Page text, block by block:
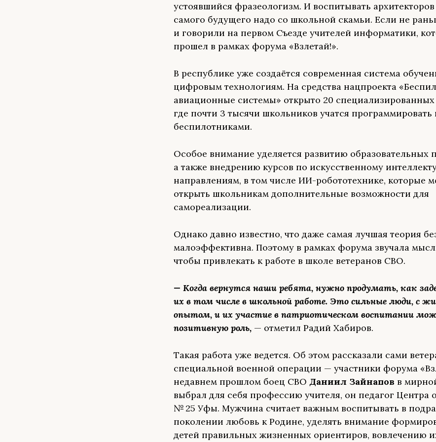
устоявшийся фразеологизм. И воспитывать архитекторов
самого будущего надо со школьной скамьи. Если не
и говорили на первом Съезде учителей информатики,
прошел в рамках форума «Взлетай!».
В республике уже создаётся современная система
цифровым технологиям. На средства нацпроекта
авиационные системы» открыто 20 специализированных
где почти 3 тысячи школьников учатся программировать
беспилотниками.
Особое внимание уделяется развитию образовательных
а также внедрению курсов по искусственному
направлениям, в том числе ИИ-робототехнике, которые
открыть школьникам дополнительные возможности для
самореализации.
Однако давно известно, что даже самая лучшая теория
малоэффективна. Поэтому в рамках форума звучала
чтобы привлекать к работе в школе ветеранов СВО.
— Когда вернутся наши ребята, нужно продумать, как
их в том числе в школьной работе. Это сильные люди, с
опытом, и их участие в патриотическом воспитании
позитивную роль, — отметил Радий Хабиров.
Такая работа уже ведется. Об этом рассказали сами
специальной военной операции — участники форума
недавнем прошлом боец СВО Даниил Зайнапов в
выбрал для себя профессию учителя, он педагог Центра
№ 25 Уфы. Мужчина считает важным воспитывать в
поколении любовь к Родине, уделять внимание
детей правильных жизненных ориентиров, вовлечению